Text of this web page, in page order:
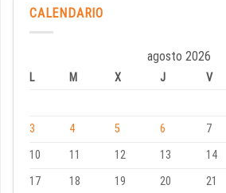
CALENDARIO
agosto 2026
L M X J V
3
4 5 6 7
10
11 12 13 14
17
18 19 20 21